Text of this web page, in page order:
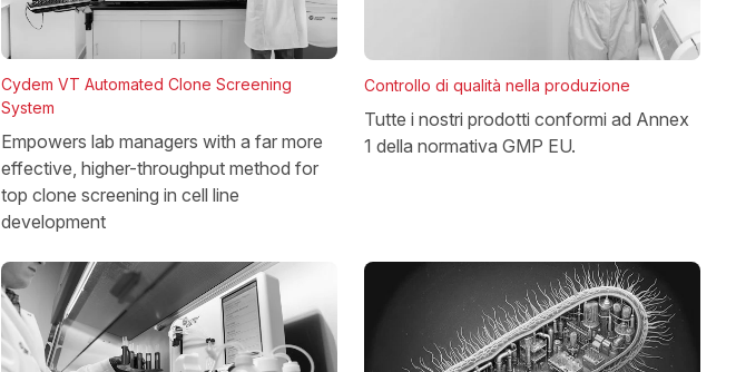
Cydem VT Automated Clone Screening
System
Empowers lab managers with a far more
effective, higher-throughput method for
top clone screening in cell line
development
Controllo di qualità nella produzione
Tutte i nostri prodotti conformi ad Annex
1 della normativa GMP EU.